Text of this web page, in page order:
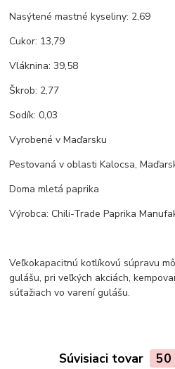
Nasýtené mastné kyseliny: 2,69
Cukor: 13,79
Vláknina: 39,58
Škrob: 2,77
Sodík: 0,03
Vyrobené v Maďarsku
Pestovaná v oblasti Kalocsa,
Doma mletá paprika
Výrobca: Chili-Trade Paprika
Veľkokapacitnú kotlíkovú súpravu
gulášu, pri veľkých akciách,
súťažiach vo varení gulášu.
Súvisiaci tovar 50